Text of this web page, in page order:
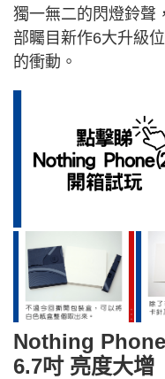
獨一無二的閃燈鈴聲
部矚目新作6大升級
的衝動。
Nothing
6.7吋 亮度大增